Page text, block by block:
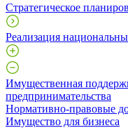
Стратегическое
Реализация
Имущественная
предпринимательства
Нормативно-правовые
Имущество для бизнеса